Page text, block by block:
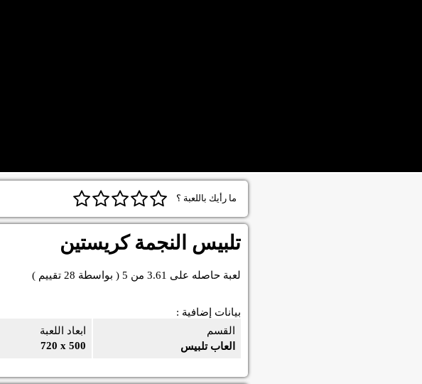
ما رأيك باللعبة ؟
تلبيس النجمة كريستين
لعبة حاصله على 3.61 من 5 ( بواسطة 28 تقييم )
بيانات إضافية :
ابعاد اللعبة
720 x 500
القسم
العاب تلبيس